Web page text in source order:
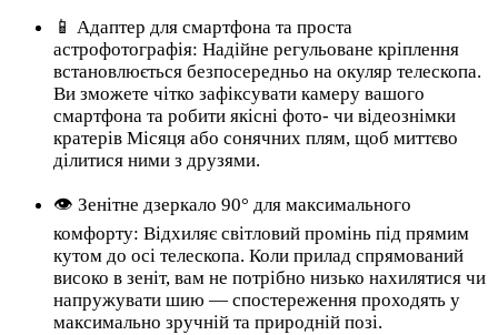
📱 Адаптер для смартфона та проста
астрофотографія: Надійне регульоване кріплення
встановлюється безпосередньо на окуляр телескопа.
Ви зможете чітко зафіксувати камеру вашого
смартфона та робити якісні фото- чи відеознімки
кратерів Місяця або сонячних плям, щоб миттєво
ділитися ними з друзями.
👁️ Зенітне дзеркало 90° для максимального
комфорту: Відхиляє світловий промінь під прямим
кутом до осі телескопа. Коли прилад спрямований
високо в зеніт, вам не потрібно низько нахилятися чи
напружувати шию — спостереження проходять у
максимально зручній та природній позі.